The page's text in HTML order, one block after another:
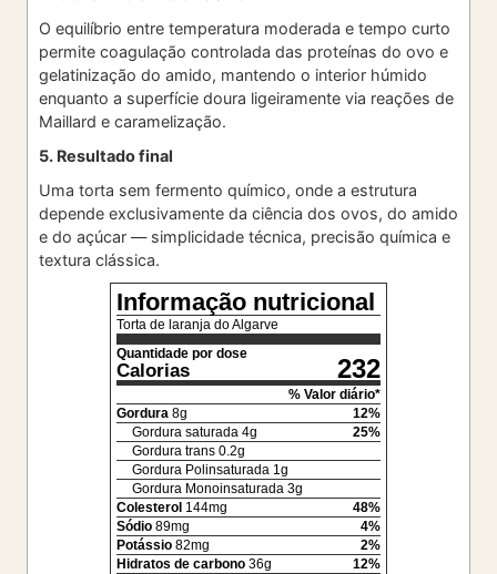
O equilíbrio entre temperatura moderada e tempo curto
permite coagulação controlada das proteínas do ovo e
gelatinização do amido, mantendo o interior húmido
enquanto a superfície doura ligeiramente via reações de
Maillard e caramelização.
5. Resultado final
Uma torta sem fermento químico, onde a estrutura
depende exclusivamente da ciência dos ovos, do amido
e do açúcar — simplicidade técnica, precisão química e
textura clássica.
Informação nutricional
Torta de laranja do Algarve
Quantidade por dose
Calorias 232
% Valor diário*
Gordura 8g 12%
Gordura saturada 4g 25%
Gordura trans 0.2g
Gordura Polinsaturada 1g
Gordura Monoinsaturada 3g
Colesterol 144mg 48%
Sódio 89mg 4%
Potássio 82mg 2%
Hidratos de carbono 36g 12%